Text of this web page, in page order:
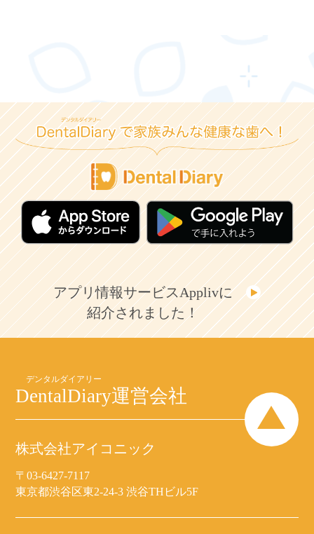
アプリ情報サービスApplivに
紹介されました！
DentalDiary運営会社
株式会社アイコニック
〒03-6427-7117
東京都渋谷区東2-24-3 渋谷THビル5F